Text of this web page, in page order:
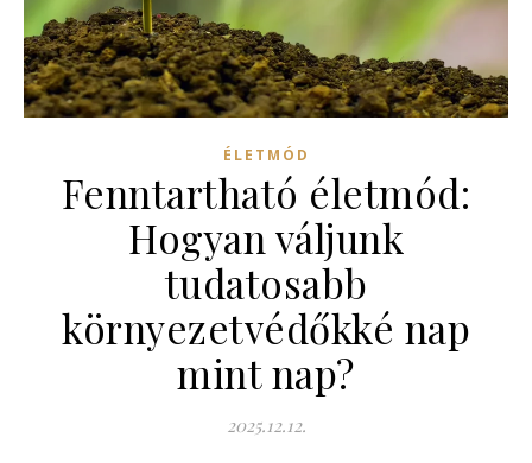
ÉLETMÓD
Fenntartható életmód:
Hogyan váljunk
tudatosabb
környezetvédőkké nap
mint nap?
2025.12.12.